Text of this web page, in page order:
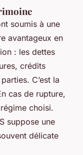
soumis à une
avantageux en
: les dettes
crédits
C’est la
cas de rupture,
choisi.
suppose une
délicate